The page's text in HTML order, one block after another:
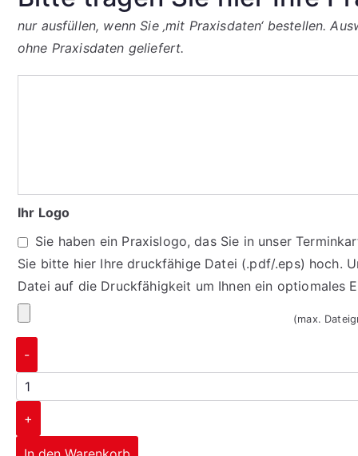
nur ausfüllen, wenn Sie ‚mit Praxisdaten‘ bestellen.
ohne Praxisdaten geliefert.
Ihr Logo
Sie haben ein Praxislogo, das Sie in unser
Sie bitte hier Ihre druckfähige Datei (.pdf/.eps) hoch.
Datei auf die Druckfähigkeit um Ihnen ein optiomales
(max.
-
+